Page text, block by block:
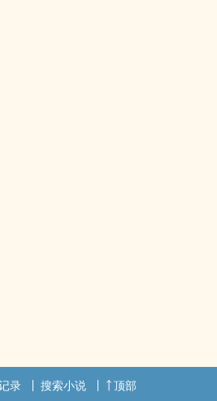
录 搜索小说 顶部